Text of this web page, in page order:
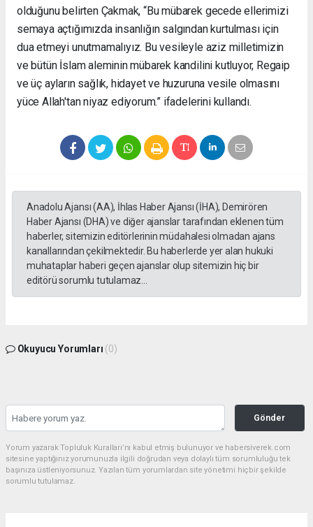
olduğunu belirten Çakmak, “Bu mübarek gecede ellerimizi
semaya açtığımızda insanlığın salgından kurtulması için
dua etmeyi unutmamalıyız. Bu vesileyle aziz milletimizin
ve bütün İslam aleminin mübarek kandilini kutluyor, Regaip
ve üç ayların sağlık, hidayet ve huzuruna vesile olmasını
yüce Allah'tan niyaz ediyorum.” ifadelerini kullandı.
Anadolu Ajansı (AA), İhlas Haber Ajansı (İHA), Demirören
Haber Ajansı (DHA) ve diğer ajanslar tarafından eklenen tüm
haberler, sitemizin editörlerinin müdahalesi olmadan ajans
kanallarından çekilmektedir. Bu haberlerde yer alan hukuki
muhataplar haberi geçen ajanslar olup sitemizin hiç bir
editörü sorumlu tutulamaz...
Okuyucu Yorumları (0)
Gönder
Yorum yazarak Topluluk Kuralları’nı kabul etmiş bulunuyor ve habersiverek.com
sitesine yaptığınız yorumunuzla ilgili doğrudan veya dolaylı tüm sorumluluğu tek
başınıza üstleniyorsunuz. Yazılan tüm yorumlardan site yönetimi hiçbir şekilde
sorumlu tutulamaz.